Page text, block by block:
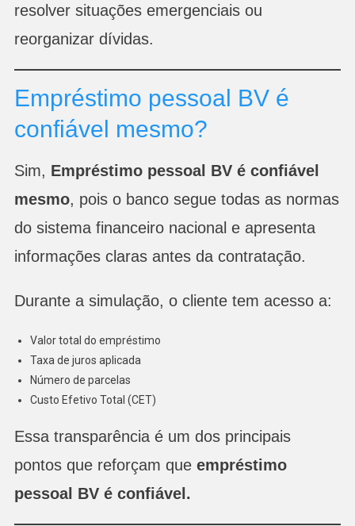
resolver situações emergenciais ou
reorganizar dívidas.
Empréstimo pessoal BV é
confiável mesmo?
Sim, Empréstimo pessoal BV é confiável
mesmo, pois o banco segue todas as normas
do sistema financeiro nacional e apresenta
informações claras antes da contratação.
Durante a simulação, o cliente tem acesso a:
Valor total do empréstimo
Taxa de juros aplicada
Número de parcelas
Custo Efetivo Total (CET)
Essa transparência é um dos principais
pontos que reforçam que empréstimo
pessoal BV é confiável.